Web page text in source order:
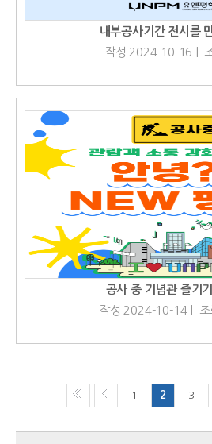
내부공사기간 전시를
작성 2024-10-16 |
공사 중 기념관 즐기
작성 2024-10-14 |
1 2 3